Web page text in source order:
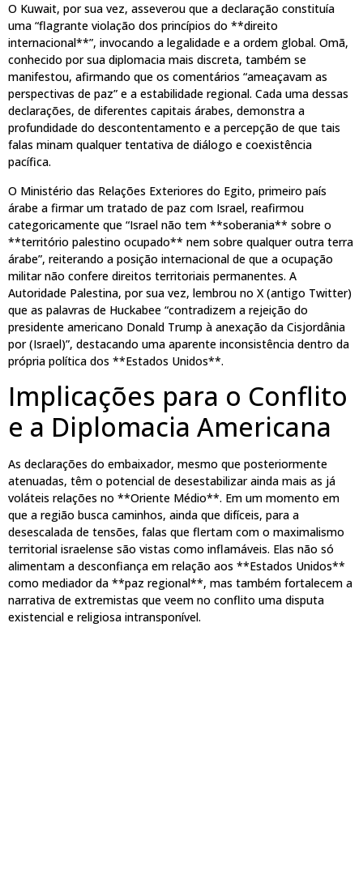
O Kuwait, por sua vez, asseverou que a declaração constituía
uma “flagrante violação dos princípios do **direito
internacional**”, invocando a legalidade e a ordem global. Omã,
conhecido por sua diplomacia mais discreta, também se
manifestou, afirmando que os comentários “ameaçavam as
perspectivas de paz” e a estabilidade regional. Cada uma dessas
declarações, de diferentes capitais árabes, demonstra a
profundidade do descontentamento e a percepção de que tais
falas minam qualquer tentativa de diálogo e coexistência
pacífica.
O Ministério das Relações Exteriores do Egito, primeiro país
árabe a firmar um tratado de paz com Israel, reafirmou
categoricamente que “Israel não tem **soberania** sobre o
**território palestino ocupado** nem sobre qualquer outra terra
árabe”, reiterando a posição internacional de que a ocupação
militar não confere direitos territoriais permanentes. A
Autoridade Palestina, por sua vez, lembrou no X (antigo Twitter)
que as palavras de Huckabee “contradizem a rejeição do
presidente americano Donald Trump à anexação da Cisjordânia
por (Israel)”, destacando uma aparente inconsistência dentro da
própria política dos **Estados Unidos**.
Implicações para o Conflito
e a Diplomacia Americana
As declarações do embaixador, mesmo que posteriormente
atenuadas, têm o potencial de desestabilizar ainda mais as já
voláteis relações no **Oriente Médio**. Em um momento em
que a região busca caminhos, ainda que difíceis, para a
desescalada de tensões, falas que flertam com o maximalismo
territorial israelense são vistas como inflamáveis. Elas não só
alimentam a desconfiança em relação aos **Estados Unidos**
como mediador da **paz regional**, mas também fortalecem a
narrativa de extremistas que veem no conflito uma disputa
existencial e religiosa intransponível.